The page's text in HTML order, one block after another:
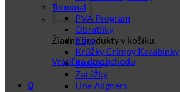
Žiadne produkty v košíku.
Vrátiť sa do obchodu
0
Terminal
PVA Program
Obratlíky
Klipy
Krúžky Crimpy Karabinky
Korálky
Zarážky
Line Aligners